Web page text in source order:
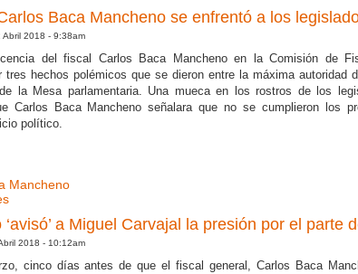
Baca Mancheno se enfrentó a los
Abril 2018 - 9:38am
del fiscal Carlos Baca Mancheno en la Comisión de
tres hechos polémicos que se dieron entre la máxima autoridad
la Mesa parlamentaria. Una mueca en los rostros de los
Carlos Baca Mancheno señalara que no se cumplieron los
político.
Mancheno
‘avisó’ a Miguel Carvajal la presión por el parte
2018 - 10:12am
cinco días antes de que el fiscal general, Carlos Baca